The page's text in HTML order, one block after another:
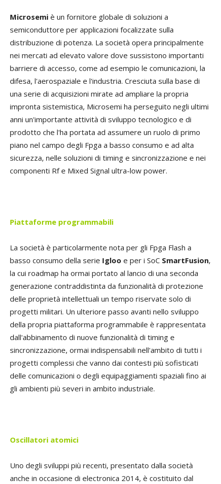
Microsemi è un fornitore globale di soluzioni a
semiconduttore per applicazioni focalizzate sulla
distribuzione di potenza. La società opera principalmente
nei mercati ad elevato valore dove sussistono importanti
barriere di accesso, come ad esempio le comunicazioni, la
difesa, l'aerospaziale e l'industria. Cresciuta sulla base di
una serie di acquisizioni mirate ad ampliare la propria
impronta sistemistica, Microsemi ha perseguito negli ultimi
anni un'importante attività di sviluppo tecnologico e di
prodotto che l'ha portata ad assumere un ruolo di primo
piano nel campo degli Fpga a basso consumo e ad alta
sicurezza, nelle soluzioni di timing e sincronizzazione e nei
componenti Rf e Mixed Signal ultra-low power.
Piattaforme programmabili
La società è particolarmente nota per gli Fpga Flash a
basso consumo della serie Igloo e per i SoC SmartFusion,
la cui roadmap ha ormai portato al lancio di una seconda
generazione contraddistinta da funzionalità di protezione
delle proprietà intellettuali un tempo riservate solo di
progetti militari. Un ulteriore passo avanti nello sviluppo
della propria piattaforma programmabile è rappresentata
dall'abbinamento di nuove funzionalità di timing e
sincronizzazione, ormai indispensabili nell'ambito di tutti i
progetti complessi che vanno dai contesti più sofisticati
delle comunicazioni o degli equipaggiamenti spaziali fino ai
gli ambienti più severi in ambito industriale.
Oscillatori atomici
Uno degli sviluppi più recenti, presentato dalla società
anche in occasione di electronica 2014, è costituito dal